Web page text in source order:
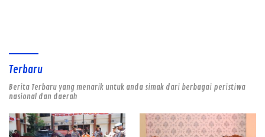
Terbaru
Berita Terbaru yang menarik untuk anda simak dari berbagai peristiwa
nasional dan daerah